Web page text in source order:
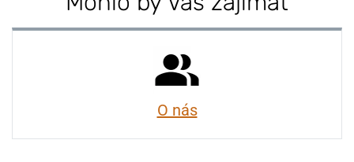
O nás